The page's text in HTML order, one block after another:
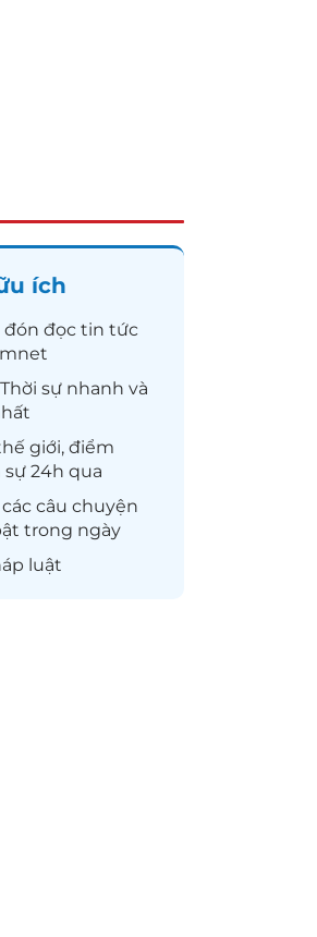
ích
đón đọc tin tức
Thời sự nhanh và
giới, điểm
24h qua
câu chuyện
trong ngày
luật